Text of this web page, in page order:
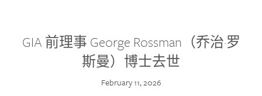
GIA 前理事 George Rossman（乔治·罗
斯曼）博士去世
February 11, 2026